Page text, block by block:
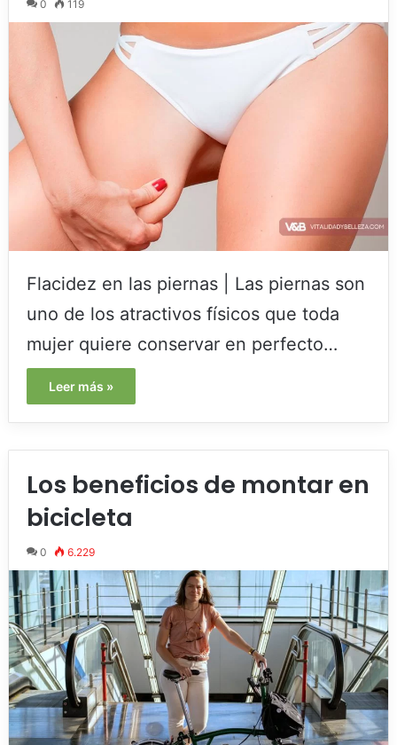
0 119
Flacidez en las piernas | Las piernas son
uno de los atractivos físicos que toda
mujer quiere conservar en perfecto…
Leer más »
Los beneficios de montar en
bicicleta
0 6.229